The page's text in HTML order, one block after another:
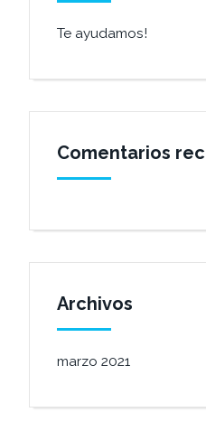
Te ayudamos!
Comentarios
Archivos
marzo 2021